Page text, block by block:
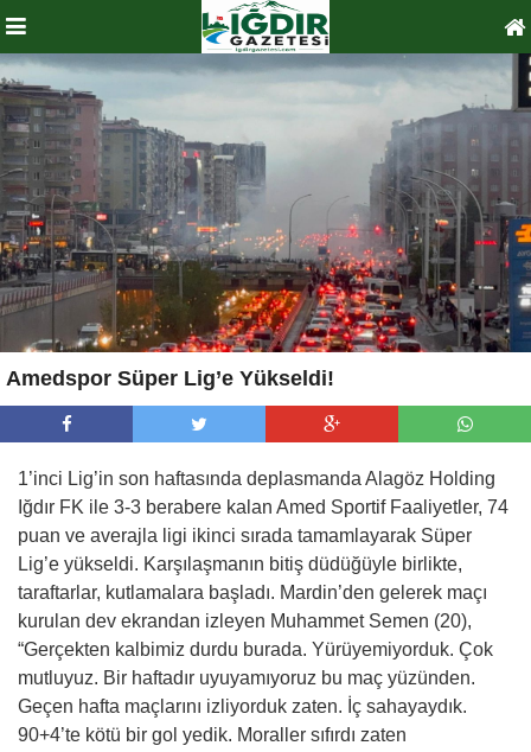
Amedspor Süper Lig’e Yükseldi!
1’inci Lig’in son haftasında deplasmanda Alagöz Holding
Iğdır FK ile 3-3 berabere kalan Amed Sportif Faaliyetler, 74
puan ve averajla ligi ikinci sırada tamamlayarak Süper
Lig’e yükseldi. Karşılaşmanın bitiş düdüğüyle birlikte,
taraftarlar, kutlamalara başladı. Mardin’den gelerek maçı
kurulan dev ekrandan izleyen Muhammet Semen (20),
“Gerçekten kalbimiz durdu burada. Yürüyemiyorduk. Çok
mutluyuz. Bir haftadır uyuyamıyoruz bu maç yüzünden.
Geçen hafta maçlarını izliyorduk zaten. İç sahayaydık.
90+4’te kötü bir gol yedik. Moraller sıfırdı zaten